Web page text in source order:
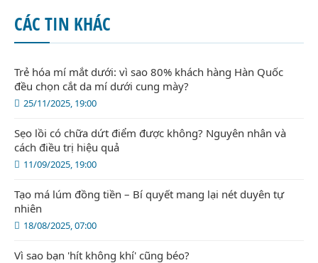
CÁC TIN KHÁC
25/11/2025, 19:00
Trẻ hóa mí mắt dưới: vì sao 80% khách hàng Hàn Quốc
đều chọn cắt da mí dưới cung mày?
11/09/2025, 19:00
Sẹo lồi có chữa dứt điểm được không? Nguyên nhân và
cách điều trị hiệu quả
18/08/2025, 07:00
Tạo má lúm đồng tiền – Bí quyết mang lại nét duyên tự
nhiên
Vì sao bạn 'hít không khí' cũng béo?